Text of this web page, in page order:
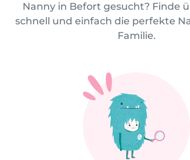
Nanny in Befort gesucht? Finde
schnell und einfach die perfekte
Familie.